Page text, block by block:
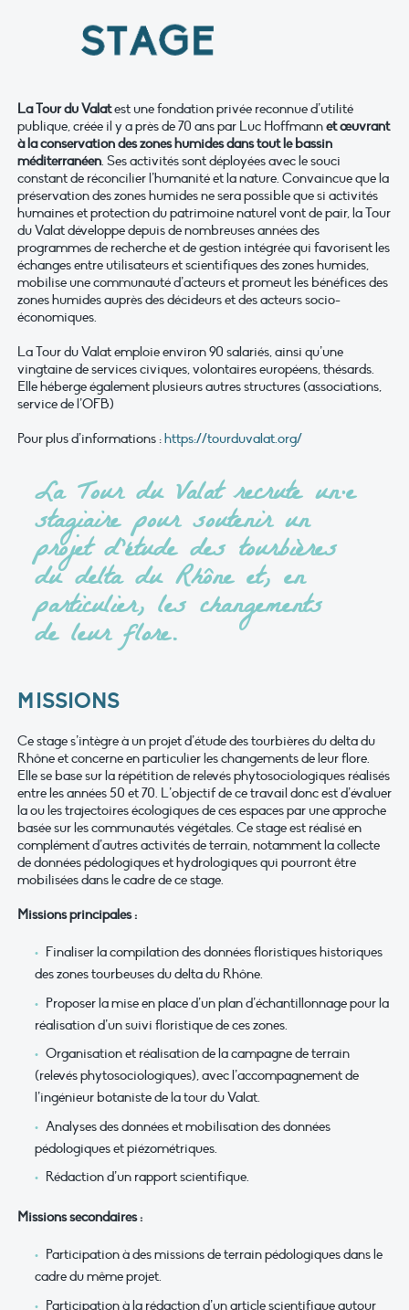
La Tour du Valatest une fondation privée reconnue d’utilité
publique, créée il y a près de 70 ans par Luc Hoffmannet œuvrant
à la conservation des zones humides dans tout le bassin
méditerranéen. Ses activités sont déployées avec le souci
constant de réconcilier l’humanité et la nature. Convaincue que la
préservation des zones humides ne sera possible que si activités
humaines et protection du patrimoine naturel vont de pair, la Tour
du Valat développe depuis de nombreuses années des
programmes de recherche et de gestion intégrée qui favorisent les
échanges entre utilisateurs et scientifiques des zones humides,
mobilise une communauté d’acteurs et promeut les bénéfices des
zones humides auprès des décideurs et des acteurs socio-
économiques.
La Tour du Valat emploie environ 90 salariés, ainsi qu’une
vingtaine de services civiques, volontaires européens, thésards.
Elle héberge également plusieurs autres structures (associations,
service de l’OFB)
Pour plus d’informations :https://tourduvalat.org/
La Tour du Valat recrute un·e
stagiaire pour soutenir un
projet d’étude des tourbières
du delta du Rhône et, en
particulier, les changements
de leur flore.
MISSIONS
Ce stage s’intègre à un projet d’étude des tourbières du delta du
Rhône et concerne en particulier les changements de leur flore.
Elle se base sur la répétition de relevés phytosociologiques réalisés
entre les années 50 et 70. L’objectif de ce travail donc est d’évaluer
la ou les trajectoires écologiques de ces espaces par une approche
basée sur les communautés végétales. Ce stage est réalisé en
complément d’autres activités de terrain, notamment la collecte
de données pédologiques et hydrologiques qui pourront être
mobilisées dans le cadre de ce stage.
Missions principales :
Finaliser la compilation des données floristiques historiques
des zones tourbeuses du delta du Rhône.
Proposer la mise en place d’un plan d’échantillonnage pour la
réalisation d’un suivi floristique de ces zones.
Organisation et réalisation de la campagne de terrain
(relevés phytosociologiques), avec l’accompagnement de
l’ingénieur botaniste de la tour du Valat.
Analyses des données et mobilisation des données
pédologiques et piézométriques.
Rédaction d’un rapport scientifique.
Missions secondaires :
Participation à des missions de terrain pédologiques dans le
cadre du même projet.
Participation à la rédaction d’un article scientifique autour